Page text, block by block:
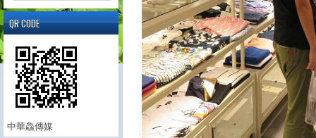
QR CODE
中華鱻傳媒